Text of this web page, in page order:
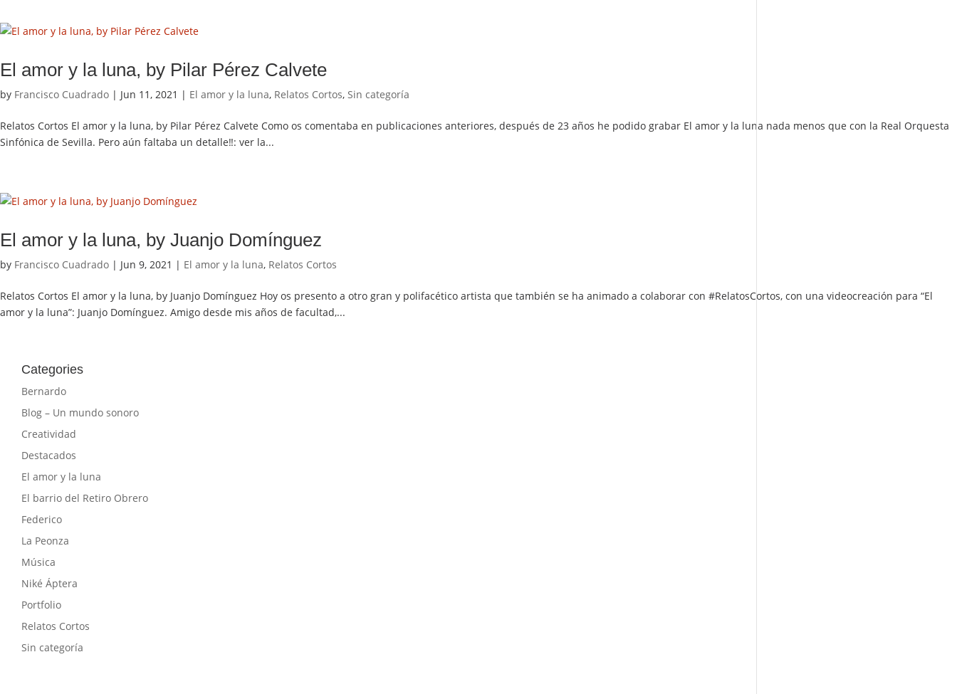
El amor y la luna, by Pilar Pérez Calvete
by Francisco Cuadrado | Jun 11, 2021 | El amor y la luna, Relatos Cortos, Sin categoría
Relatos Cortos El amor y la luna, by Pilar Pérez Calvete Como os comentaba en publicaciones anteriores, después de 23 años he podido grabar El amor y la luna nada menos que con la Real Orquesta
Sinfónica de Sevilla. Pero aún faltaba un detalle‼️: ver la...
El amor y la luna, by Juanjo Domínguez
by Francisco Cuadrado | Jun 9, 2021 | El amor y la luna, Relatos Cortos
Relatos Cortos El amor y la luna, by Juanjo Domínguez Hoy os presento a otro gran y polifacético artista que también se ha animado a colaborar con #RelatosCortos, con una videocreación para “El
amor y la luna”: Juanjo Domínguez. Amigo desde mis años de facultad,...
Categories
Bernardo
Blog – Un mundo sonoro
Creatividad
Destacados
El amor y la luna
El barrio del Retiro Obrero
Federico
La Peonza
Música
Niké Áptera
Portfolio
Relatos Cortos
Sin categoría